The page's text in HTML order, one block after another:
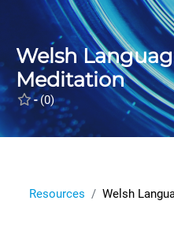
Welsh
Meditation
-(0)
Resources Welsh